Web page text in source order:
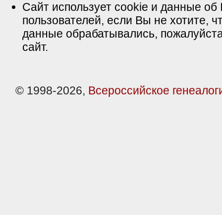
Сайт использует cookie и данные об
пользователей, если Вы не хотите,
данные обрабатывались,
сайт.
© 1998-2026, Всероссийское